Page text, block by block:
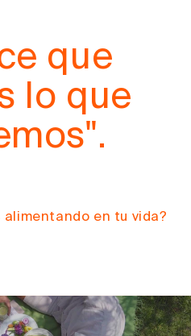
que
lo que
en tu vida?